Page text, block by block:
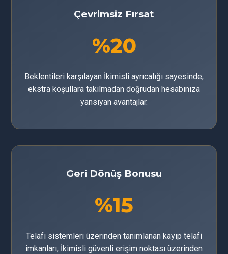
Çevrimsiz Fırsat
%20
Beklentileri karşılayan İkimisli ayrıcalığı sayesinde,
ekstra koşullara takılmadan doğrudan hesabınıza
yansıyan avantajlar.
Geri Dönüş Bonusu
%15
Telafi sistemleri üzerinden tanımlanan kayıp telafi
imkanları, İkimisli güvenli erişim noktası üzerinden